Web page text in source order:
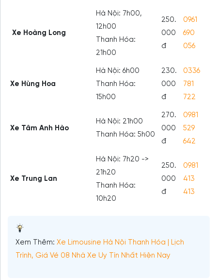
Xe Hoàng Long
Hà Nội: 7h00,
12h00
Thanh Hóa:
21h00
250.
000
đ
0961
690
056
Xe Hùng Hoa
Hà Nội: 6h00
Thanh Hóa:
15h00
230.
000
đ
0336
781
722
Xe Tâm Anh Hào
Hà Nội: 21h00
Thanh Hóa: 5h00
270.
000
đ
0981
529
642
Xe Trung Lan
Hà Nội: 7h20 ->
21h20
Thanh Hóa:
10h20
250.
000
đ
0981
413
413
Xem Thêm: Xe Limousine Hà Nội Thanh Hóa | Lịch
Trình, Giá Vé 08 Nhà Xe Uy Tín Nhất Hiện Nay